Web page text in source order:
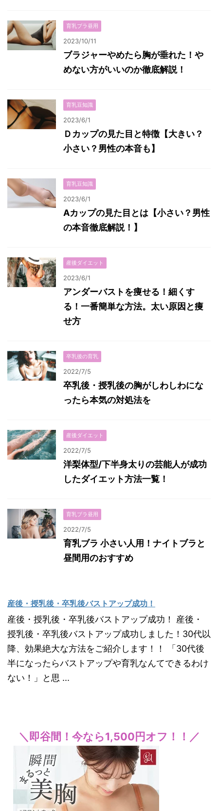
育乳ブラ昼用
2023/10/11
ブラジャーやめたら胸が垂れた！や
めない方がいいのか徹底解説！
育乳豆知識
2023/6/1
Ｄカップの見た目と特徴【大きい？
小さい？男性の本音も】
育乳豆知識
2023/6/1
Aカップの見た目とは【小さい？男性
の本音徹底解説！】
産後ダイエット
2023/6/1
アンダーバストを痩せる！細くす
る！一番簡単な方法。太い原因と痩
せ方
卒乳後の育乳
2022/7/5
卒乳後・授乳後の胸がしわしわにな
ったら本気の対処法を
産後ダイエット
2022/7/5
洋梨体型/下半身太りの芸能人が成功
したダイエット方法一覧！
育乳ブラ昼用
2022/7/5
育乳ブラ 小さい人用！ナイトブラと
昼間用のおすすめ
産後・授乳後・卒乳後バストアップ成功！
産後・授乳後・卒乳後バストアップ成功！ 産後・
授乳後・卒乳後バストアップ成功しました！30代以
降、効果絶大な方法をご紹介します！！ 「30代後
半になったらバストアップや育乳なんてできるわけ
ない！」と思 ...
＼即谷間！今なら1,500円オフ！！／